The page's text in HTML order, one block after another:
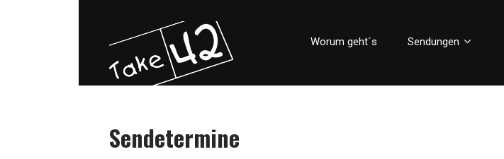
Worum geht´s Sendungen
Sendetermine